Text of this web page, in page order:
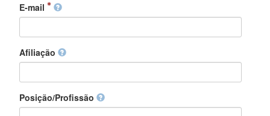
E-mail
Afiliação
Posição/Profissão